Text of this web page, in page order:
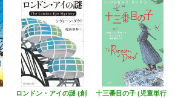
ロンドン・アイの謎 (創
十三番目の子 (児童単行